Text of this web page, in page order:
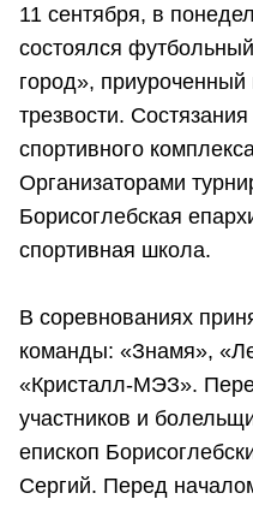
11 сентября, в
состоялся
город»,
трезвости.
спортивного
Организаторами
Борисоглебская
спортивная школа.
В соревнованиях
команды: «Знамя»,
«Кристалл-МЭЗ».
участников и
епископ
Сергий. Перед